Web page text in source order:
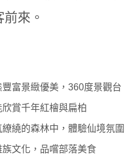
來。
富景緻優美，360度景觀台
賞千年紅檜與扁柏
繞的森林中，體驗仙境氛圍
文化，品嚐部落美食